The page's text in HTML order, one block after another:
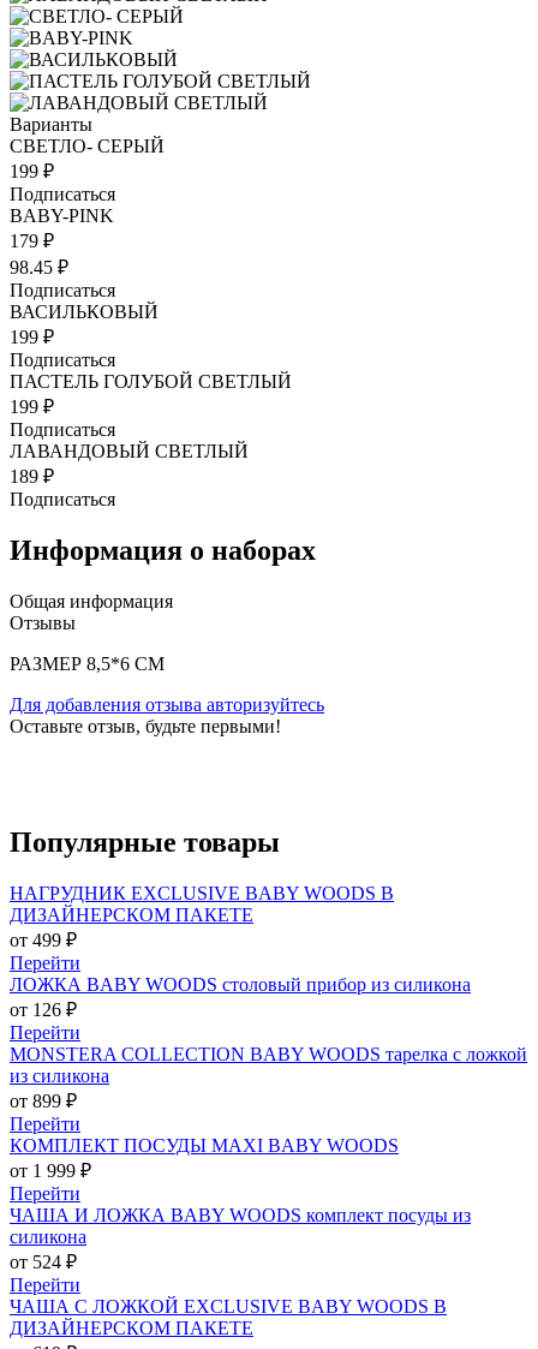
Варианты
СВЕТЛО- СЕРЫЙ
199 ₽
Подписаться
BABY-PINK
179 ₽
98.45 ₽
Подписаться
ВАСИЛЬКОВЫЙ
199 ₽
Подписаться
ПАСТЕЛЬ ГОЛУБОЙ СВЕТЛЫЙ
199 ₽
Подписаться
ЛАВАНДОВЫЙ СВЕТЛЫЙ
189 ₽
Подписаться
Информация о наборах
Общая информация
Отзывы
РАЗМЕР 8,5*6 СМ
Для добавления отзыва авторизуйтесь
Оставьте отзыв, будьте первыми!
Популярные товары
НАГРУДНИК EXCLUSIVE BABY WOODS В
ДИЗАЙНЕРСКОМ ПАКЕТЕ
от 499 ₽
Перейти
ЛОЖКА BABY WOODS столовый прибор из силикона
от 126 ₽
Перейти
MONSTERA COLLECTION BABY WOODS тарелка с ложкой
из силикона
от 899 ₽
Перейти
КОМПЛЕКТ ПОСУДЫ MAXI BABY WOODS
от 1 999 ₽
Перейти
ЧАША И ЛОЖКА BABY WOODS комплект посуды из
силикона
от 524 ₽
Перейти
ЧАША С ЛОЖКОЙ EXCLUSIVE BABY WOODS В
ДИЗАЙНЕРСКОМ ПАКЕТЕ